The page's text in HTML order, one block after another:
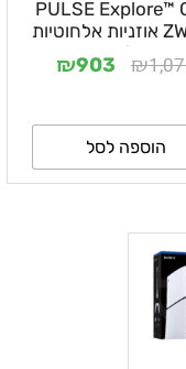
PULSE Explore™
ZWE1F אוזניות אלחוטיות
PlayStation
₪
₪903
הוספה לסל